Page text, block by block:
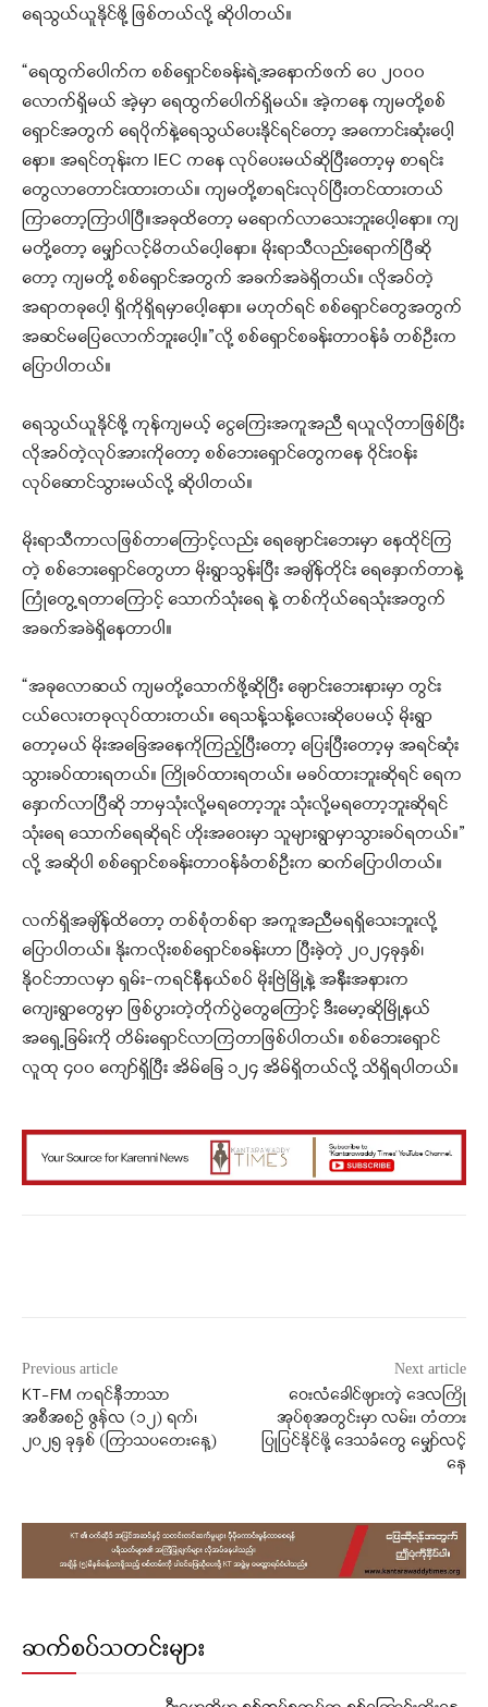
ရေသွယ်ယူနိုင်ဖို့ ဖြစ်တယ်လို့ ဆိုပါတယ်။
“ရေထွက်ပေါက်က စစ်ရှောင်စခန်းရဲ့အနောက်ဖက် ပေ ၂၀၀၀
လောက်ရှိမယ် အဲ့မှာ ရေထွက်ပေါက်ရှိမယ်။ အဲ့ကနေ ကျမတို့စစ်
ရှောင်အတွက် ရေပိုက်နဲ့ရေသွယ်ပေးနိုင်ရင်တော့ အကောင်းဆုံးပေါ့
နော။ အရင်တုန်းက IEC ကနေ လုပ်ပေးမယ်ဆိုပြီးတော့မှ စာရင်း
တွေလာတောင်းထားတယ်။ ကျမတို့စာရင်းလုပ်ပြီးတင်ထားတယ်
ကြာတော့ကြာပါပြီ။အခုထိတော့ မရောက်လာသေးဘူးပေါ့နော။ ကျ
မတို့တော့ မျှော်လင့်မိတယ်ပေါ့နော။ မိုးရာသီလည်းရောက်ပြီဆို
တော့ ကျမတို့ စစ်ရှောင်အတွက် အခက်အခဲရှိတယ်။ လိုအပ်တဲ့
အရာတခုပေါ့ ရှိကိုရှိရမှာပေါ့နော။ မဟုတ်ရင် စစ်ရှောင်တွေအတွက်
အဆင်မပြေလောက်ဘူးပေါ့။”လို့ စစ်ရှောင်စခန်းတာဝန်ခံ တစ်ဦးက
ပြောပါတယ်။
ရေသွယ်ယူနိုင်ဖို့ ကုန်ကျမယ့် ငွေကြေးအကူအညီ ရယူလိုတာဖြစ်ပြီး
လိုအပ်တဲ့လုပ်အားကိုတော့ စစ်ဘေးရှောင်တွေကနေ ဝိုင်းဝန်း
လုပ်ဆောင်သွားမယ်လို့ ဆိုပါတယ်။
မိုးရာသီကာလဖြစ်တာကြောင့်လည်း ရေချောင်းဘေးမှာ နေထိုင်ကြ
တဲ့ စစ်ဘေးရှောင်တွေဟာ မိုးရွာသွန်းပြီး အချိန်တိုင်း ရေနှောက်တာနဲ့
ကြုံတွေ့ရတာကြောင့် သောက်သုံးရေ နဲ့ တစ်ကိုယ်ရေသုံးအတွက်
အခက်အခဲရှိနေတာပါ။
“အခုလောဆယ် ကျမတို့သောက်ဖို့ဆိုပြီး ချောင်းဘေးနားမှာ တွင်း
ငယ်လေးတခုလုပ်ထားတယ်။ ရေသန့်သန့်လေးဆိုပေမယ့် မိုးရွာ
တော့မယ် မိုးအခြေအနေကိုကြည့်ပြီးတော့ ပြေးပြီးတော့မှ အရင်ဆုံး
သွားခပ်ထားရတယ်။ ကြိုခပ်ထားရတယ်။ မခပ်ထားဘူးဆိုရင် ရေက
နှောက်လာပြီဆို ဘာမှသုံးလို့မရတော့ဘူး သုံးလို့မရတော့ဘူးဆိုရင်
သုံးရေ သောက်ရေဆိုရင် ဟိုးအဝေးမှာ သူများရွာမှာသွားခပ်ရတယ်။”
လို့ အဆိုပါ စစ်ရှောင်စခန်းတာဝန်ခံတစ်ဦးက ဆက်ပြောပါတယ်။
လက်ရှိအချိန်ထိတော့ တစ်စုံတစ်ရာ အကူအညီမရရှိသေးဘူးလို့
ပြောပါတယ်။ နိုးကလိုးစစ်ရှောင်စခန်းဟာ ပြီးခဲ့တဲ့ ၂၀၂၄ခုနှစ်၊
နိုဝင်ဘာလမှာ ရှမ်း-ကရင်နီနယ်စပ် မိုးဗြဲမြို့နဲ့ အနီးအနားက
ကျေးရွာတွေမှာ ဖြစ်ပွားတဲ့တိုက်ပွဲတွေကြောင့် ဒီးမော့ဆိုမြို့နယ်
အရှေ့ခြမ်းကို တိမ်းရှောင်လာကြတာဖြစ်ပါတယ်။ စစ်ဘေးရှောင်
လူထု ၄၀၀ ကျော်ရှိပြီး အိမ်ခြေ ၁၂၄ အိမ်ရှိတယ်လို့ သိရှိရပါတယ်။
Previous article
KT-FM ကရင်နီဘာသာ
အစီအစဉ် ဇွန်လ (၁၂) ရက်၊
၂၀၂၅ ခုနှစ် (ကြာသပတေးနေ့)
Next article
ဝေးလံခေါင်ဖျားတဲ့ ဒေလကြို
အုပ်စုအတွင်းမှာ လမ်း၊ တံတား
ပြုပြင်နိုင်ဖို့ ဒေသခံတွေ မျှော်လင့်
နေ
ဆက်စပ်သတင်းများ